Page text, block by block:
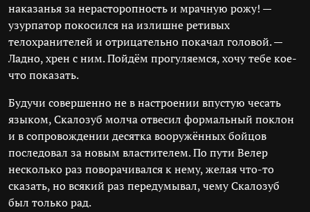
наказанья за нерасторопность и мрачную рожу! —
узурпатор покосился на излишне ретивых
телохранителей и отрицательно покачал головой. —
Ладно, хрен с ним. Пойдём прогуляемся, хочу тебе кое-
что показать.
Будучи совершенно не в настроении впустую чесать
языком, Скалозуб молча отвесил формальный поклон
и в сопровождении десятка вооружённых бойцов
последовал за новым властителем. По пути Велер
несколько раз поворачивался к нему, желая что-то
сказать, но всякий раз передумывал, чему Скалозуб
был только рад.